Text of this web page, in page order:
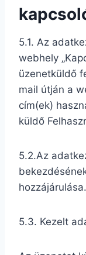
5.1. Az
webhely
üzenetküldő
mail útján a
cím(ek)
küldő
5.2.Az
hozzájárulása.
5.3. Kezelt